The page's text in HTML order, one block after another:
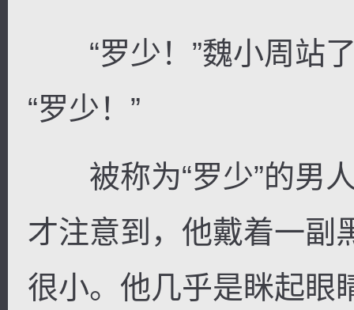
“罗少！”魏小周站了
“罗少！”
被称为“罗少”的男人
才注意到，他戴着一副
很小。他几乎是眯起眼